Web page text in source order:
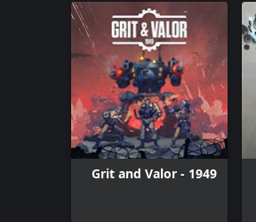
Grit and Valor - 1949